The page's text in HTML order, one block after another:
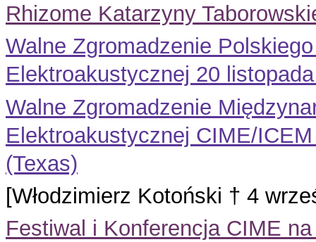
Rhizome Katarzyny
Walne Zgromadzenie
Elektroakustycznej 20
Walne Zgromadzenie
Elektroakustycznej CIME/
(Texas)
[Włodzimierz Kotoński † 4
Festiwal i Konferencja CIME